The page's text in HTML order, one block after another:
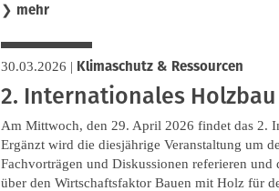
❯ mehr
30.03.2026 | Klimaschutz & Ressourcen
2. Internationales
Am Mittwoch, den 29. April 2026 findet das 2.
Ergänzt wird die diesjährige Veranstaltung um
Fachvorträgen und Diskussionen referieren
über den Wirtschaftsfaktor Bauen mit Holz für